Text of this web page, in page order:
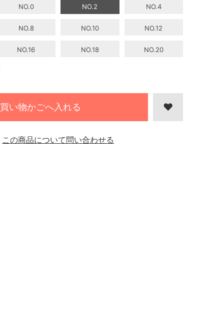
NO.0 NO.2 NO.4
NO.8 NO.10 NO.12
NO.16 NO.18 NO.20
買い物かごへ入れる
この商品について問い合わせる